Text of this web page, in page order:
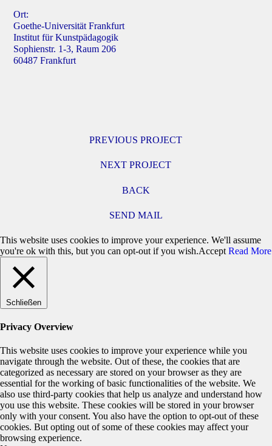
Ort:
Goethe-Universität Frankfurt
Institut für Kunstpädagogik
Sophienstr. 1-3, Raum 206
60487 Frankfurt
PREVIOUS PROJECT
NEXT PROJECT
BACK
SEND MAIL
This website uses cookies to improve your experience. We'll assume
you're ok with this, but you can opt-out if you wish.Accept Read More
Schließen
Privacy Overview
This website uses cookies to improve your experience while you
navigate through the website. Out of these, the cookies that are
categorized as necessary are stored on your browser as they are
essential for the working of basic functionalities of the website. We
also use third-party cookies that help us analyze and understand how
you use this website. These cookies will be stored in your browser
only with your consent. You also have the option to opt-out of these
cookies. But opting out of some of these cookies may affect your
browsing experience.